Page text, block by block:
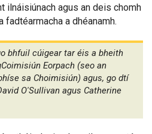
ilnáisiúnach agus an deis chomh
fadtéarmacha a dhéanamh.
bhfuil cúigear tar éis a bheith
Eorpach (seo an
sa Choimisiún) agus, go dtí
O'Sullivan agus Catherine